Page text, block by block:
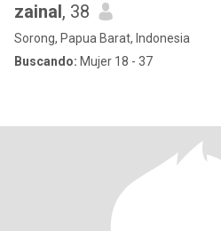
zainal, 38
Sorong, Papua Barat, Indonesia
Buscando: Mujer 18 - 37